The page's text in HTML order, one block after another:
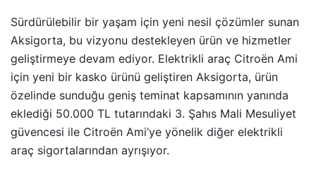
Sürdürülebilir bir yaşam için yeni nesil çözümler sunan
Aksigorta, bu vizyonu destekleyen ürün ve hizmetler
geliştirmeye devam ediyor. Elektrikli araç Citroën Ami
için yeni bir kasko ürünü geliştiren Aksigorta, ürün
özelinde sunduğu geniş teminat kapsamının yanında
eklediği 50.000 TL tutarındaki 3. Şahıs Mali Mesuliyet
güvencesi ile Citroën Ami’ye yönelik diğer elektrikli
araç sigortalarından ayrışıyor.